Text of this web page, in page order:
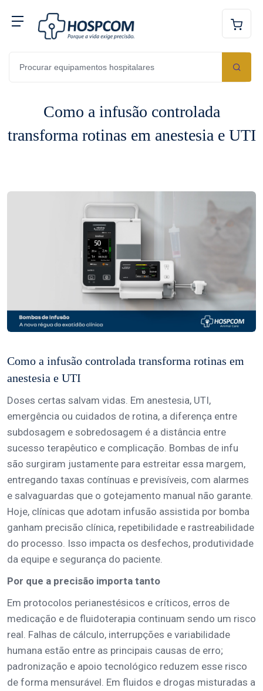
Como a infusão controlada
transforma rotinas em anestesia e UTI
Como a infusão controlada transforma rotinas em
anestesia e UTI
Doses certas salvam vidas. Em anestesia, UTI,
emergência ou cuidados de rotina, a diferença entre
subdosagem e sobredosagem é a distância entre
sucesso terapêutico e complicação. Bombas de infu
são surgiram justamente para estreitar essa margem,
entregando taxas contínuas e previsíveis, com alarmes
e salvaguardas que o gotejamento manual não garante.
Hoje, clínicas que adotam infusão assistida por bomba
ganham precisão clínica, repetibilidade e rastreabilidade
do processo. Isso impacta os desfechos, produtividade
da equipe e segurança do paciente.
Por que a precisão importa tanto
Em protocolos perianestésicos e críticos, erros de
medicação e de fluidoterapia continuam sendo um risco
real. Falhas de cálculo, interrupções e variabilidade
humana estão entre as principais causas de erro;
padronização e apoio tecnológico reduzem esse risco
de forma mensurável. Em fluidos e drogas misturadas a